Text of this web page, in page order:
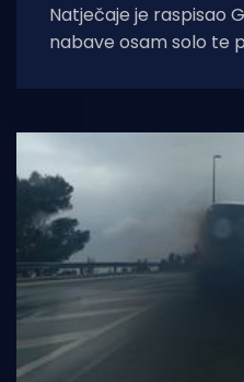
Natječaje je raspisao
nabave osam solo te